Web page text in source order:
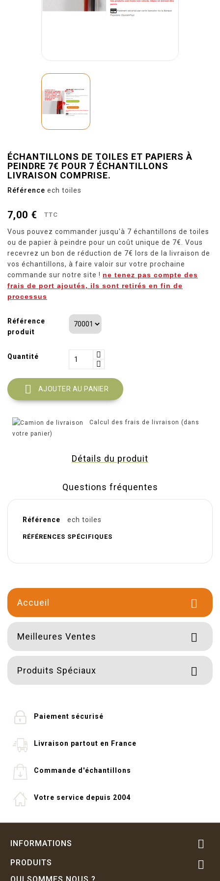
ÉCHANTILLONS DE TOILES ET PAPIERS À
PEINDRE 7€ POUR 7 ÉCHANTILLONS
LIVRAISON COMPRISE.
Référence ech toiles
7,00 € TTC
Vous pouvez commander jusqu'à 7 échantillons de toiles
ou de papier à peindre pour un coût unique de 7€. Vous
recevrez un bon de réduction de 7€ lors de la livraison de
vos échantillons, à faire valoir sur votre prochaine
commande sur notre site ! ne tenez pas compte des
frais de port ajoutés, ils sont retirés en fin de
processus
Référence
produit
Quantité
 AJOUTER AU PANIER
Calcul des frais de livraison (dans
votre panier)
Détails du produit
Questions fréquentes
Référence ech toiles
RÉFÉRENCES SPÉCIFIQUES
Accueil 
Meilleures Ventes 
Produits Spéciaux 
Paiement sécurisé
Livraison partout en France
Commande d'échantillons
Votre service depuis 2004
INFORMATIONS 
PRODUITS 